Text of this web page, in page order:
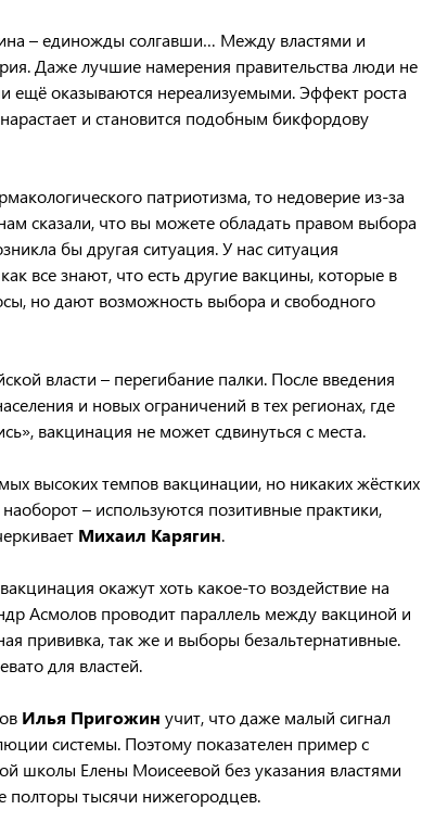
– единожды солгавши… Между властями и
Даже лучшие намерения правительства люди не
ещё оказываются нереализуемыми. Эффект роста
и становится подобным бикфордову
патриотизма, то недоверие из-за
сказали, что вы можете обладать правом выбора
бы другая ситуация. У нас ситуация
все знают, что есть другие вакцины, которые в
но дают возможность выбора и свободного
власти – перегибание палки. После введения
и новых ограничений в тех регионах, где
вакцинация не может сдвинуться с места.
высоких темпов вакцинации, но никаких жёстких
– используются позитивные практики,
Михаил Карягин.
окажут хоть какое-то воздействие на
Асмолов проводит параллель между вакциной и
прививка, так же и выборы безальтернативные.
для властей.
Илья Пригожин учит, что даже малый сигнал
системы. Поэтому показателен пример с
школы Елены Моисеевой без указания властями
полторы тысячи нижегородцев.